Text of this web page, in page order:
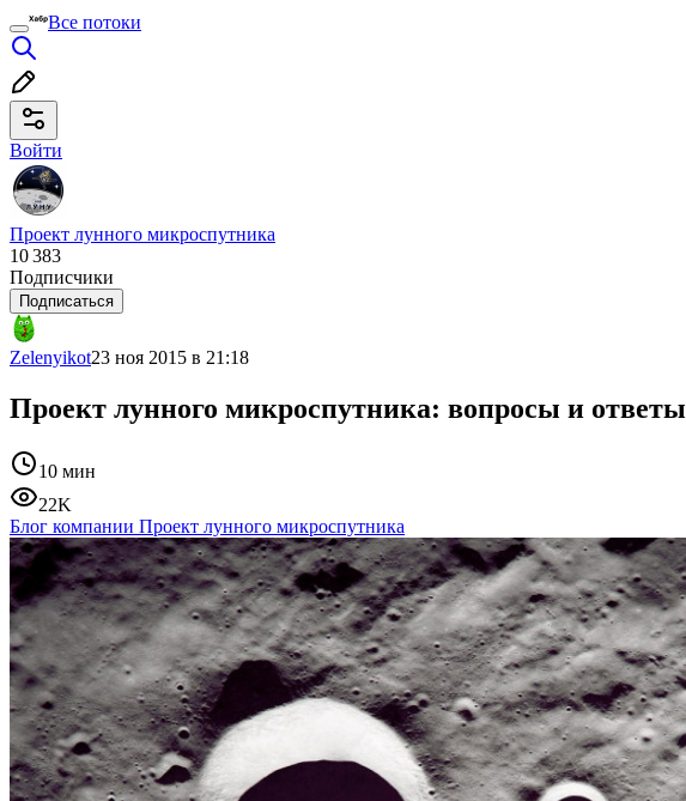
Все потоки
Войти
Проект лунного микроспутника
10 383
Подписчики
Подписаться
Zelenyikot23 ноя 2015 в 21:18
Проект лунного микроспутника: вопросы и ответы
10 мин
22K
Блог компании Проект лунного микроспутника